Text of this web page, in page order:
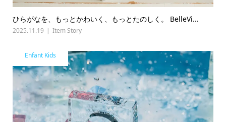
ひらがなを、もっとかわいく、もっとたのしく。 BelleVi...
2025.11.19 Item Story
Enfant Kids